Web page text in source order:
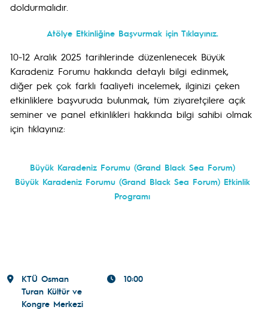
doldurmalıdır.
Atölye Etkinliğine Başvurmak için Tıklayınız.
10-12 Aralık 2025 tarihlerinde düzenlenecek Büyük
Karadeniz Forumu hakkında detaylı bilgi edinmek,
diğer pek çok farklı faaliyeti incelemek, ilginizi çeken
etkinliklere başvuruda bulunmak, tüm ziyaretçilere açık
seminer ve panel etkinlikleri hakkında bilgi sahibi olmak
için tıklayınız:
Büyük Karadeniz Forumu (Grand Black Sea Forum)
Büyük Karadeniz Forumu (Grand Black Sea Forum) Etkinlik
Programı
KTÜ Osman
Turan Kültür ve
Kongre Merkezi
10:00